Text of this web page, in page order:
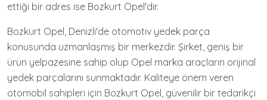
ettiği bir adres ise Bozkurt Opel'dir.
Bozkurt Opel, Denizli'de otomotiv yedek parça
konusunda uzmanlaşmış bir merkezdir. Şirket, geniş bir
ürün yelpazesine sahip olup Opel marka araçların orijinal
yedek parçalarını sunmaktadır. Kaliteye önem veren
otomobil sahipleri için Bozkurt Opel, güvenilir bir tedarikçi